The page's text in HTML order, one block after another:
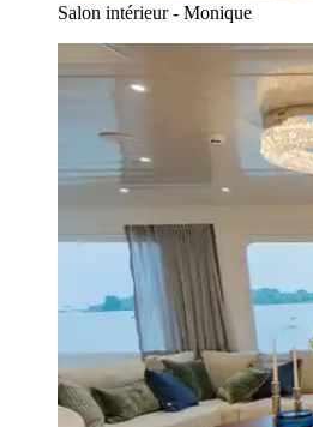
Salon intérieur - Monique